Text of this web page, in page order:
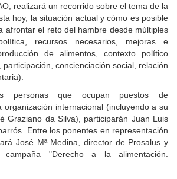
realizará un recorrido sobre el tema de la
hoy, la situación actual y cómo es posible
afrontar el reto del hambre desde múltiples
recursos necesarios, mejoras e
de alimentos, contexto político
participación, concienciación social, relación
personas que ocupan puestos de
organización internacional (incluyendo a su
Graziano da Silva), participarán Juan Luis
Entre los ponentes en representación
José Mª Medina, director de Prosalus y
"Derecho a la alimentación.